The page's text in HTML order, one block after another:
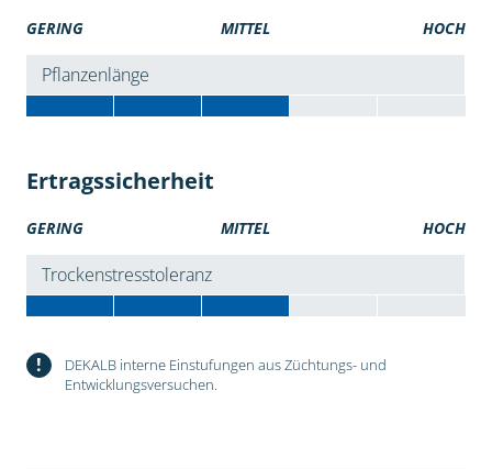
GERING MITTEL HOCH
Pflanzenlänge
Ertragssicherheit
GERING MITTEL HOCH
Trockenstresstoleranz
!
DEKALB interne Einstufungen aus Züchtungs- und
Entwicklungsversuchen.